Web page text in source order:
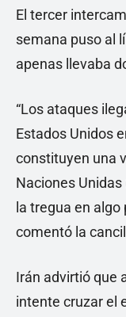
El tercer
semana puso al
apenas llevaba
“Los ataques
Estados Unidos
constituyen una
Naciones
la tregua en
comentó la
Irán advirtió que
intente cruzar el